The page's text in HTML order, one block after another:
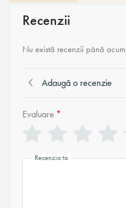
Recenzii
Nu există recenzii până acum
Adaugă o recenzie
Evaluare *
Recenzia ta